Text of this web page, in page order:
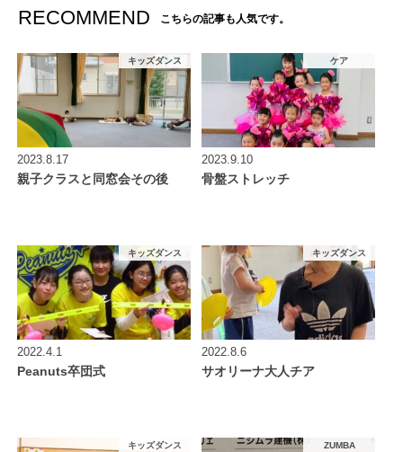
RECOMMEND こちらの記事も人気です。
キッズダンス
2023.8.17
親子クラスと同窓会その後
ケア
2023.9.10
骨盤ストレッチ
キッズダンス
2022.4.1
Peanuts卒団式
キッズダンス
2022.8.6
サオリーナ大人チア
キッズダンス ZUMBA